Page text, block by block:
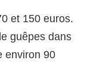
et 150 euros.
guêpes dans
environ 90